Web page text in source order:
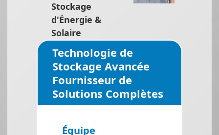
Stockage
d'Énergie &
Solaire
Technologie de
Stockage Avancée
Fournisseur de
Solutions Complètes
Équipe